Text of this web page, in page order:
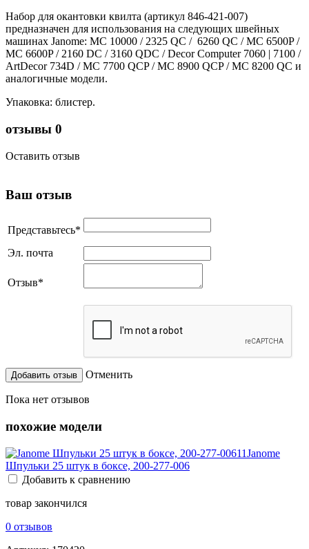
Набор для окантовки квилта (артикул 846-421-007)
предназначен для использования на следующих швейных
машинах Janome: MC 10000 / 2325 QC / 6260 QC / MC 6500P /
MC 6600P / 2160 DC / 3160 QDC / Decor Computer 7060 | 7100 /
ArtDecor 734D / MC 7700 QCP / MC 8900 QCP / MC 8200 QC и
аналогичные модели.
Упаковка: блистер.
отзывы 0
Оставить отзыв
Ваш отзыв
Представьтесь*
Эл. почта
Отзыв*
Отменить
Пока нет отзывов
похожие модели
Janome
Шпульки 25 штук в боксе, 200-277-006
Добавить к сравнению
товар закончился
0 отзывов